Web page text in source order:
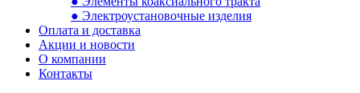
● Электроустановочные изделия
Оплата и доставка
Акции и новости
О компании
Контакты